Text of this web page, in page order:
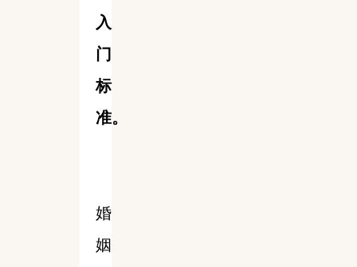
入
门
标
准。
婚
姻